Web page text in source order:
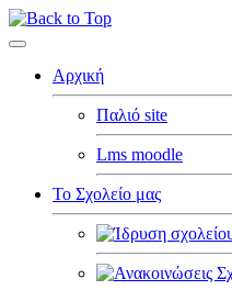
Αρχική
Παλιό site
Lms moodle
Το Σχολείο μας